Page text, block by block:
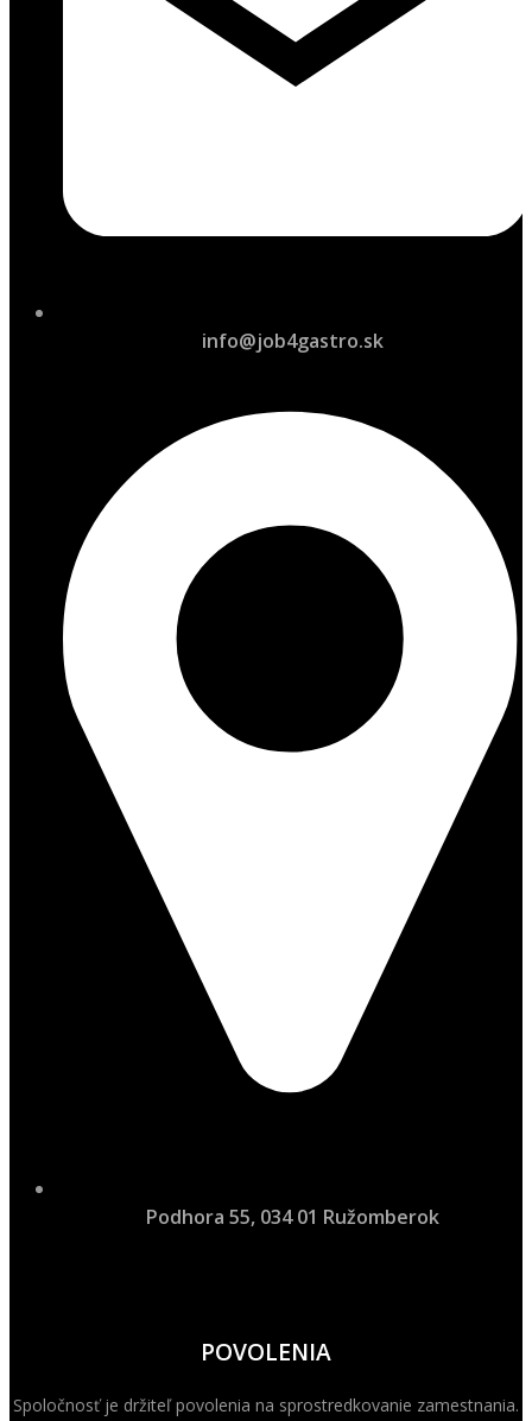
info@job4gastro.sk
Podhora 55, 034 01 Ružomberok
POVOLENIA
Spoločnosť je držiteľ povolenia na sprostredkovanie zamestnania.